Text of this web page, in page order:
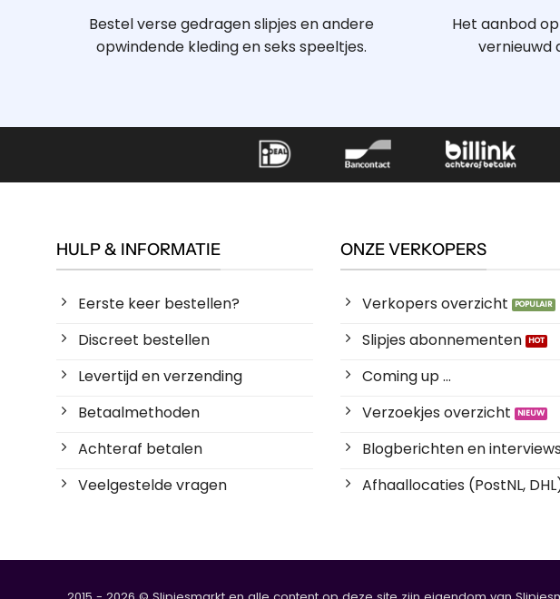
Bestel verse gedragen slipjes en andere
opwindende kleding en seks speeltjes.
Het aanbod
vernieuwd
HULP & INFORMATIE
Eerste keer bestellen?
Discreet bestellen
Levertijd en verzending
Betaalmethoden
Achteraf betalen
Veelgestelde vragen
ONZE VERKOPERS
Verkopers overzicht
Slipjes abonnementen
Coming up ...
Verzoekjes overzicht
Blogberichten en interviews
Afhaallocaties (PostNL,